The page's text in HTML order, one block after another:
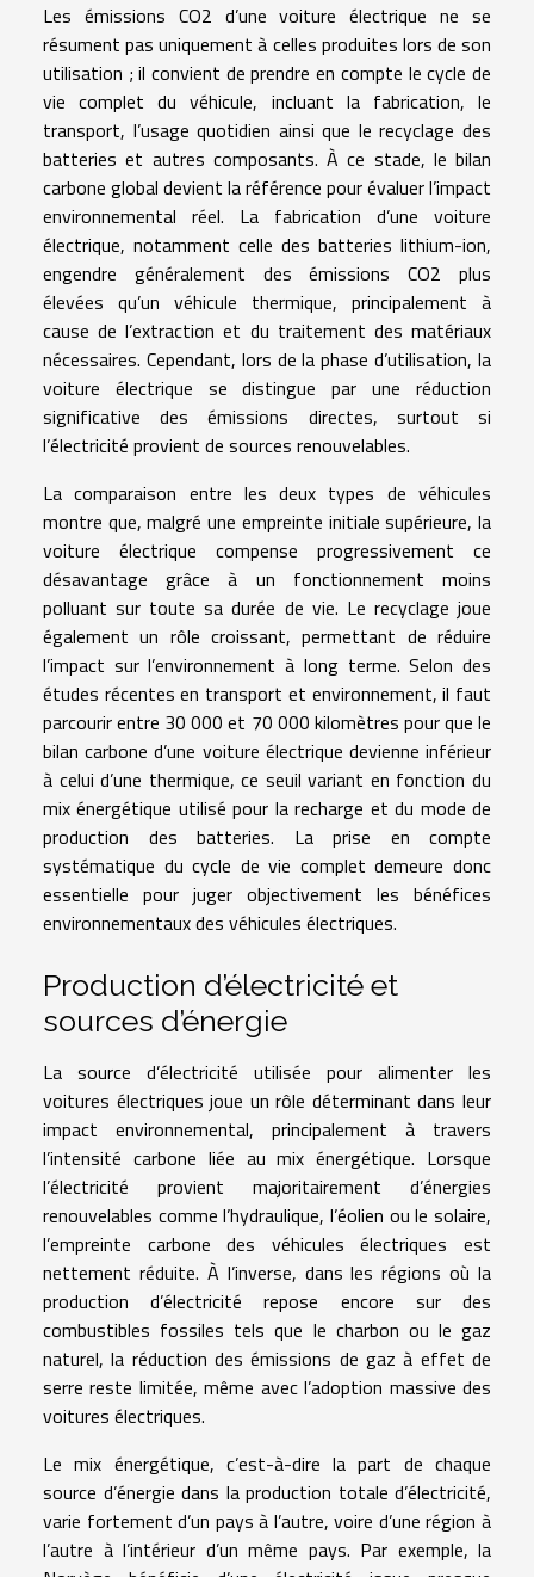
Les émissions CO2 d’une voiture électrique ne se
résument pas uniquement à celles produites lors de son
utilisation ; il convient de prendre en compte le cycle de
vie complet du véhicule, incluant la fabrication, le
transport, l’usage quotidien ainsi que le recyclage des
batteries et autres composants. À ce stade, le bilan
carbone global devient la référence pour évaluer l’impact
environnemental réel. La fabrication d’une voiture
électrique, notamment celle des batteries lithium-ion,
engendre généralement des émissions CO2 plus
élevées qu’un véhicule thermique, principalement à
cause de l’extraction et du traitement des matériaux
nécessaires. Cependant, lors de la phase d’utilisation, la
voiture électrique se distingue par une réduction
significative des émissions directes, surtout si
l’électricité provient de sources renouvelables.
La comparaison entre les deux types de véhicules
montre que, malgré une empreinte initiale supérieure, la
voiture électrique compense progressivement ce
désavantage grâce à un fonctionnement moins
polluant sur toute sa durée de vie. Le recyclage joue
également un rôle croissant, permettant de réduire
l’impact sur l’environnement à long terme. Selon des
études récentes en transport et environnement, il faut
parcourir entre 30 000 et 70 000 kilomètres pour que le
bilan carbone d’une voiture électrique devienne inférieur
à celui d’une thermique, ce seuil variant en fonction du
mix énergétique utilisé pour la recharge et du mode de
production des batteries. La prise en compte
systématique du cycle de vie complet demeure donc
essentielle pour juger objectivement les bénéfices
environnementaux des véhicules électriques.
Production d’électricité et
sources d’énergie
La source d’électricité utilisée pour alimenter les
voitures électriques joue un rôle déterminant dans leur
impact environnemental, principalement à travers
l’intensité carbone liée au mix énergétique. Lorsque
l’électricité provient majoritairement d’énergies
renouvelables comme l’hydraulique, l’éolien ou le solaire,
l’empreinte carbone des véhicules électriques est
nettement réduite. À l’inverse, dans les régions où la
production d’électricité repose encore sur des
combustibles fossiles tels que le charbon ou le gaz
naturel, la réduction des émissions de gaz à effet de
serre reste limitée, même avec l’adoption massive des
voitures électriques.
Le mix énergétique, c’est-à-dire la part de chaque
source d’énergie dans la production totale d’électricité,
varie fortement d’un pays à l’autre, voire d’une région à
l’autre à l’intérieur d’un même pays. Par exemple, la